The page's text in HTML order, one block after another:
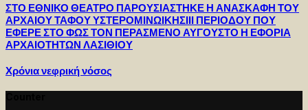
ΣΤΟ ΕΘΝΙΚΟ ΘΕΑΤΡΟ ΠΑΡΟΥΣΙΑΣΤΗΚΕ Η ΑΝΑΣΚΑΦΗ ΤΟΥ
ΑΡΧΑΙΟΥ ΤΑΦΟΥ ΥΣΤΕΡΟΜΙΝΩΙΚΗΣΙΙΙ ΠΕΡΙΟΔΟΥ ΠΟΥ
ΕΦΕΡΕ ΣΤΟ ΦΩΣ ΤΟΝ ΠΕΡΑΣΜΕΝΟ ΑΥΓΟΥΣΤΟ Η ΕΦΟΡΙΑ
ΑΡΧΑΙΟΤΗΤΩΝ ΛΑΣΙΘΙΟΥ
Χρόνια νεφρική νόσος